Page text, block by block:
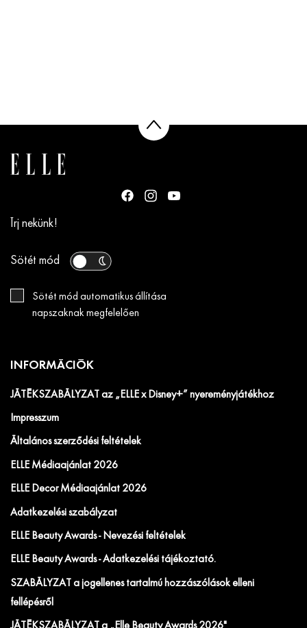
Írj nekünk!
Sötét mód
Sötét mód automatikus állítása
napszaknak megfelelően
INFORMÁCIÓK
JÁTÉKSZABÁLYZAT az „ELLE x Disney+” nyereményjátékhoz
Impresszum
Általános szerződési feltételek
ELLE Médiaajánlat 2026
ELLE Decor Médiaajánlat 2026
Adatkezelési szabályzat
ELLE Beauty Awards - Nevezési feltételek
ELLE Beauty Awards - Adatkezelési tájékoztató.
SZABÁLYZAT a jogellenes tartalmú hozzászólások elleni
fellépésről